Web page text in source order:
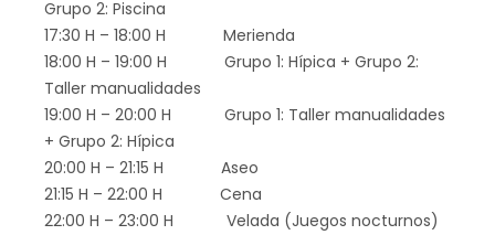
Grupo 2: Piscina
17:30 H – 18:00 H Merienda
18:00 H – 19:00 H Grupo 1: Hípica + Grupo 2:
Taller manualidades
19:00 H – 20:00 H Grupo 1: Taller manualidades
+ Grupo 2: Hípica
20:00 H – 21:15 H Aseo
21:15 H – 22:00 H Cena
22:00 H – 23:00 H Velada (Juegos nocturnos)